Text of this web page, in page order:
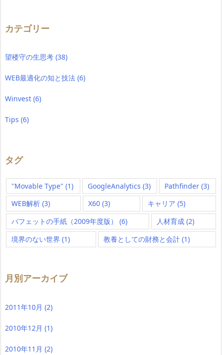
カテゴリー
望楼守の生思考 (38)
WEB最適化の知と技法 (6)
Winvest (6)
Tips (6)
タグ
"Movable Type" (1) GoogleAnalytics (3) Pathfinder (3)
WEB解析 (3) X60(3) キャリア (5)
バフェットの手紙（2009年度版）
(6) 人材育成 (2)
境界のない世界 (1) 教養としての財務と会計 (1)
月別アーカイブ
2011年10月 (2)
2010年12月 (1)
2010年11月 (2)